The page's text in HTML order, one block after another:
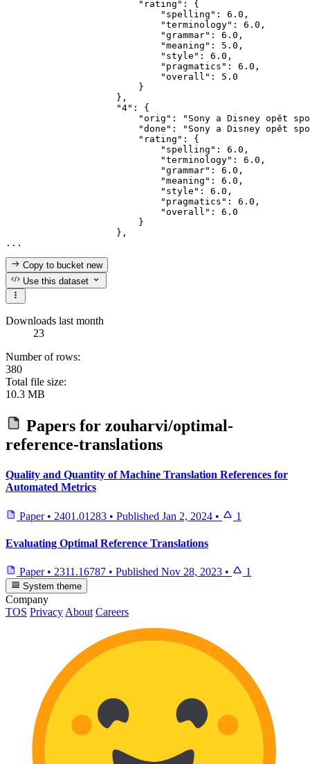
                        "rating": {
                            "spelling": 6.0,
                            "terminology": 6.0,
                            "grammar": 6.0,
                            "meaning": 5.0,
                            "style": 6.0,
                            "pragmatics": 6.0,
                            "overall": 5.0
                        }
                    },
                    "4": {
"orig": "Sony a Disney opět
"done": "Sony a Disney opět
                        "rating": {
                            "spelling": 6.0,
                            "terminology": 6.0,
                            "grammar": 6.0,
                            "meaning": 6.0,
                            "style": 6.0,
                            "pragmatics": 6.0,
                            "overall": 6.0
                        }
                    },
Copy to bucketnew
Use this dataset
Downloads last month
23
Number of rows:
380
Total file size:
10.3 MB
Papers for zouharvi/optimal-
reference-translations
Quality and Quantity of Machine Translation References for
Automated Metrics
Paper • 2401.01283 • Published Jan 2, 2024 • 1
Evaluating Optimal Reference Translations
Paper • 2311.16787 • Published Nov 28, 2023 • 1
System theme
Company
TOS Privacy About Careers